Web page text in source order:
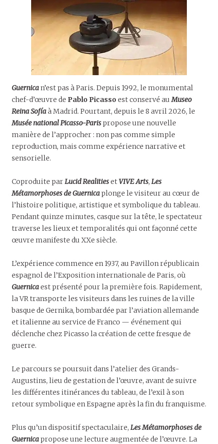
Guernican’est pas à Paris. Depuis 1992, le monumental
chef-d’œuvre de Pablo Picasso est conservé au Museo
Reina Sofíaà Madrid. Pourtant, depuis le 8 avril 2026, le
Musée national Picasso-Parispropose une nouvelle
manière de l’approcher : non pas comme simple
reproduction, mais comme expérience narrative et
sensorielle.
Coproduite par Lucid RealitiesetVIVE Arts, Les
Métamorphoses de Guernicaplonge le visiteur au cœur de
l’histoire politique, artistique et symbolique du tableau.
Pendant quinze minutes, casque sur la tête, le spectateur
traverse les lieux et temporalités qui ont façonné cette
œuvre manifeste du XXe siècle.
L’expérience commence en 1937, au Pavillon républicain
espagnol de l’Exposition internationale de Paris, où
Guernicaest présenté pour la première fois. Rapidement,
la VR transporte les visiteurs dans les ruines de la ville
basque de Gernika, bombardée par l’aviation allemande
et italienne au service de Franco — événement qui
déclenche chez Picasso la création de cette fresque de
guerre.
Le parcours se poursuit dans l’atelier des Grands-
Augustins, lieu de gestation de l’œuvre, avant de suivre
les différentes itinérances du tableau, de l’exil à son
retour symbolique en Espagne après la fin du franquisme.
Plus qu’un dispositif spectaculaire, Les Métamorphoses de
Guernicapropose une lecture augmentée de l’œuvre. La